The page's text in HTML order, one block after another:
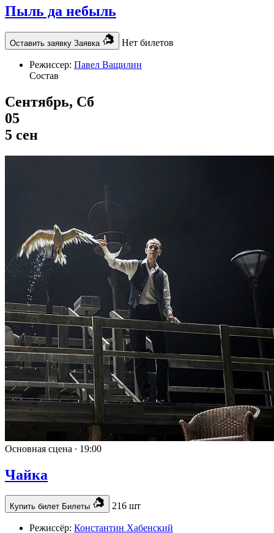
Пыль да небыль
Оставить заявку Заявка Нет билетов
Режиссер: Павел Ващилин
Состав
Сентябрь, Сб
05
5 сен
Основная сцена ∙ 19:00
Чайка
Купить билет Билеты 216 шт
Режиссёр: Константин Хабенский